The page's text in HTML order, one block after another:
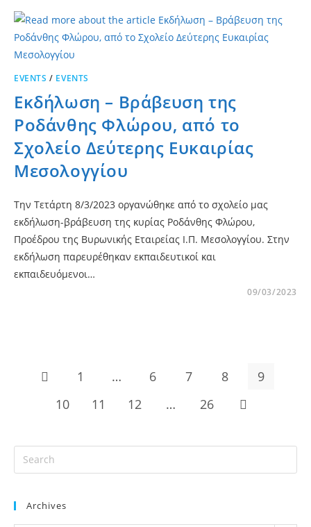
EVENTS / EVENTS
Εκδήλωση – Βράβευση της
Ροδάνθης Φλώρου, από το
Σχολείο Δεύτερης Ευκαιρίας
Μεσολογγίου
Την Τετάρτη 8/3/2023 οργανώθηκε από το σχολείο μας
εκδήλωση-βράβευση της κυρίας Ροδάνθης Φλώρου,
Προέδρου της Βυρωνικής Εταιρείας Ι.Π. Μεσολογγίου. Στην
εκδήλωση παρευρέθηκαν εκπαιδευτικοί και
εκπαιδευόμενοι…
09/03/2023
1 … 6 7 8
9
10
11 12 … 26
Archives